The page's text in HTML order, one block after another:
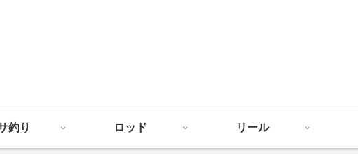
釣り ロッド リール